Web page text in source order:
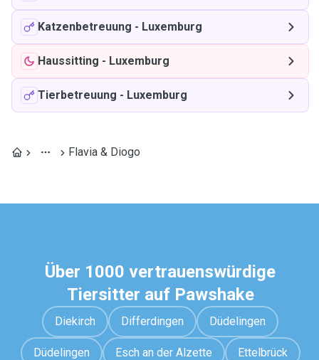
Katzenbetreuung - Luxemburg
Haussitting - Luxemburg
Tierbetreuung - Luxemburg
Flavia & Diogo
Über 1000 vertrauenswürdige
Tiersitter auf Pawshake
Diekirch Differdingen Düdelingen
Düdelingen Esch an der Alzette Ettelbrück